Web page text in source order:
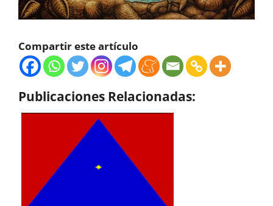
Compartir este artículo
Publicaciones Relacionadas: